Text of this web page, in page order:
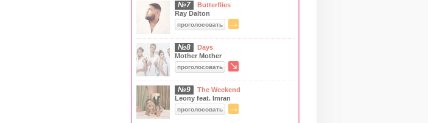
№7
Butterflies
Ray Dalton
проголосовать →
№8
Days
Mother Mother
проголосовать ↘
№9
The Weekend
Leony feat. Imran
проголосовать →